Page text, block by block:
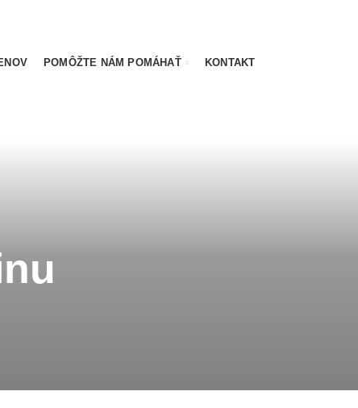
POMÔŽTE NÁM POMÁHAŤ KONTAKT